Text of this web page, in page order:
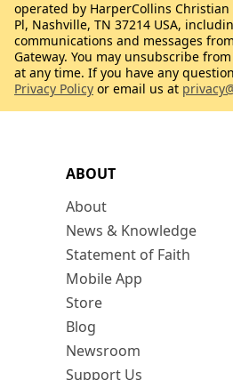
ABOUT
About
News & Knowledge
Statement of Faith
Mobile App
Store
Blog
Newsroom
Support Us
operated by HarperCollins
Pl, Nashville, TN 37214 USA,
communications and messages
Gateway. You may unsubscribe
at any time. If you have any
Privacy Policy or email us at